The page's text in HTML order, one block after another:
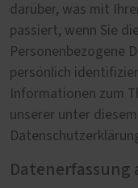
darüber, was mit
passiert, wenn Sie
Personenbezogene
persönlich
Informationen zum
unserer unter
Datenerfassung